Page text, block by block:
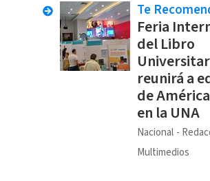
Te
Feria
del Libro
reunirá a
de
en la UNA
Nacional
Multimedios